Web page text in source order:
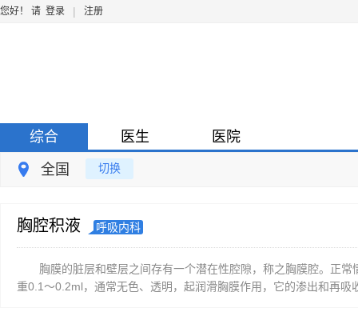
您好！ 请 登录 | 注册
综合 医生 医院
全国 切换
胸腔积液 呼吸内科
胸膜的脏层和壁层之间存有一个潜在性腔隙，称之胸膜腔。正
重0.1～0.2ml，通常无色、透明，起润滑胸膜作用，它的渗出和再